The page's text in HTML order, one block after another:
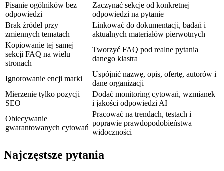
Pisanie ogólników bez
odpowiedzi
Zaczynać sekcje od konkretnej
odpowiedzi na pytanie
Brak źródeł przy
zmiennych tematach
Linkować do dokumentacji, badań i
aktualnych materiałów pierwotnych
Kopiowanie tej samej
sekcji FAQ na wielu
stronach
Tworzyć FAQ pod realne pytania
danego klastra
Ignorowanie encji marki
Uspójnić nazwę, opis, ofertę, autorów i
dane organizacji
Mierzenie tylko pozycji
SEO
Dodać monitoring cytowań, wzmianek
i jakości odpowiedzi AI
Obiecywanie
gwarantowanych cytowań
Pracować na trendach, testach i
poprawie prawdopodobieństwa
widoczności
Najczęstsze pytania